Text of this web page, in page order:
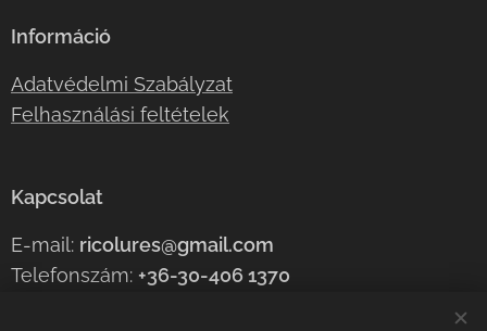
Információ
Adatvédelmi Szabályzat
Felhasználási feltételek
Kapcsolat
E-mail: ricolures@gmail.com
Telefonszám: +36-30-406 1370